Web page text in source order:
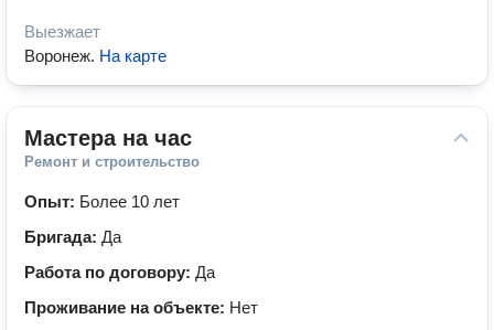
Выезжает
Воронеж. На карте
Мастера на час
Ремонт и строительство
Опыт: Более 10 лет
Бригада: Да
Работа по договору: Да
Проживание на объекте: Нет